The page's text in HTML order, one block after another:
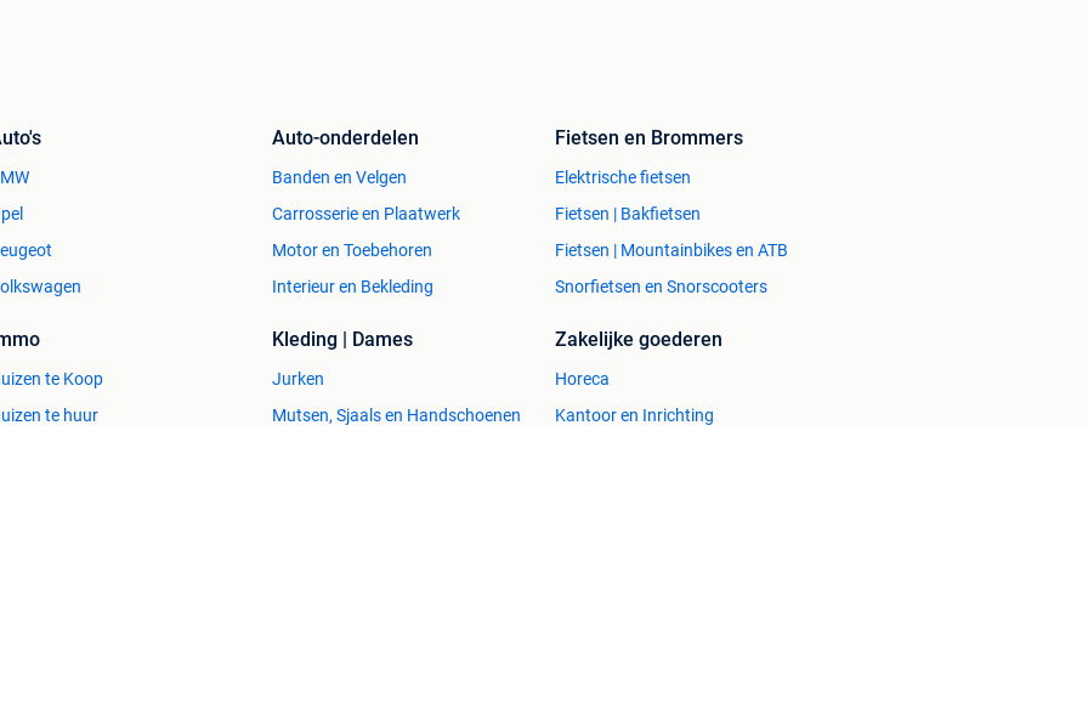
Auto-onderdelen
Banden en Velgen
Carrosserie en Plaatwerk
Motor en Toebehoren
Interieur en Bekleding
Fietsen en Brommers
Elektrische fietsen
Fietsen | Bakfietsen
Fietsen | Mountainbikes en ATB
Snorfietsen en Snorscooters
te Koop
te huur
Kleding | Dames
Jurken
Mutsen, Sjaals en Handschoenen
Zakelijke goederen
Horeca
Kantoor en Inrichting